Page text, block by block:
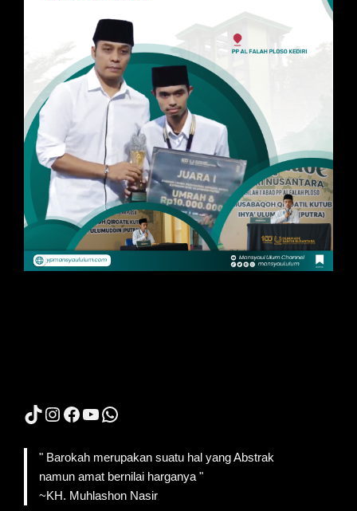
TikTok
Instagram
Facebook
YouTube
WhatsApp
" Barokah merupakan suatu hal yang Abstrak
namun amat bernilai harganya "
~KH. Muhlashon Nasir